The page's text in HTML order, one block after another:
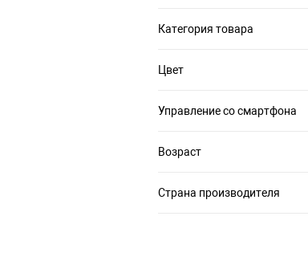
Категория товара
Цвет
Управление со смартфона
Возраст
Страна производителя